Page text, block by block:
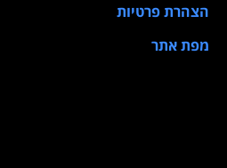
הצהרת פרטיות
מפת אתר